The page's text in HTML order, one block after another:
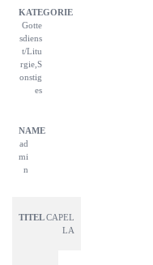
Gotte
sdiens
t/Litu
rgie,S
onstig
es
ad
mi
n
CAPEL
LA